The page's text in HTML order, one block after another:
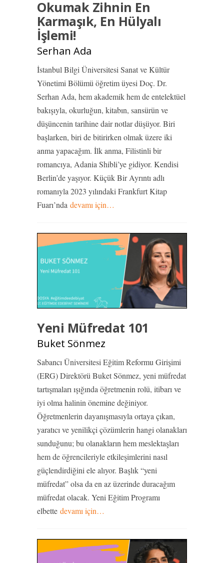
Okumak Zihnin En
Karmaşık, En Hülyalı
İşlemi!
Serhan Ada
İstanbul Bilgi Üniversitesi Sanat ve Kültür
Yönetimi Bölümü öğretim üyesi Doç. Dr.
Serhan Ada, hem akademik hem de entelektüel
bakışıyla, okurluğun, kitabın, sansürün ve
düşüncenin tarihine dair notlar düşüyor. Biri
başlarken, biri de bitirirken olmak üzere iki
anma yapacağım. İlk anma, Filistinli bir
romancıya, Adania Shibli’ye gidiyor. Kendisi
Berlin’de yaşıyor. Küçük Bir Ayrıntı adlı
romanıyla 2023 yılındaki Frankfurt Kitap
Fuarı’nda devamı için…
Yeni Müfredat 101
Buket Sönmez
Sabancı Üniversitesi Eğitim Reformu Girişimi
(ERG) Direktörü Buket Sönmez, yeni müfredat
tartışmaları ışığında öğretmenin rolü, itibarı ve
iyi olma halinin önemine değiniyor.
Öğretmenlerin dayanışmasıyla ortaya çıkan,
yaratıcı ve yenilikçi çözümlerin hangi olanakları
sunduğunu; bu olanakların hem meslektaşları
hem de öğrencileriyle etkileşimlerini nasıl
güçlendirdiğini ele alıyor. Başlık “yeni
müfredat” olsa da en az üzerinde duracağım
müfredat olacak. Yeni Eğitim Programı
elbette devamı için…